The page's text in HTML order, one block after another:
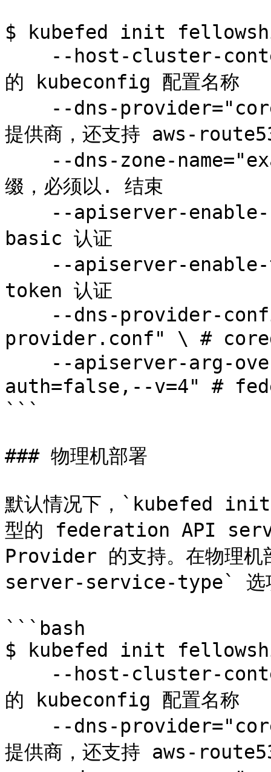
$ kubefed init
的 kubeconfig 配置名称
提供商，还支持 aws-
缀，必须以. 结束
basic 认证
token 认证
provider.conf" \ #
auth=false,--v=4" #
```
### 物理机部署
默认情况下，`kubefed
型的 federation API
Provider 的支持。在物理
server-service-type` 选
```bash
$ kubefed init
的 kubeconfig 配置名称
提供商，还支持 aws-